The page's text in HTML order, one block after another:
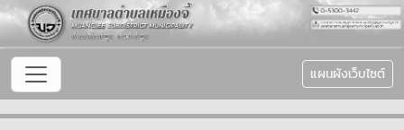
แผนผังเว็บไซต์